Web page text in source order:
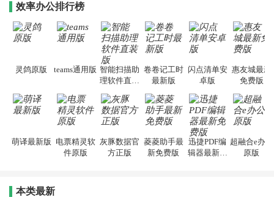
效率办公排行榜
灵鸽原版 teams通用版 智能扫描助
理软件直装
卷卷记工时
最新版
闪点清单安
卓版
惠友城最新
免费版
萌译最新版 电票精灵软
件原版
灰豚数据官
方正版
菱菱助手最
新免费版
迅捷PDF编
辑器最新免
超融合e办公
原版
本类最新